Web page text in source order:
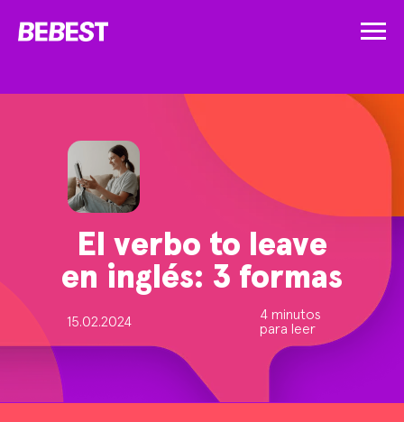
El verbo to leave
en inglés: 3 formas
15.02.2024
4 minutos
para leer